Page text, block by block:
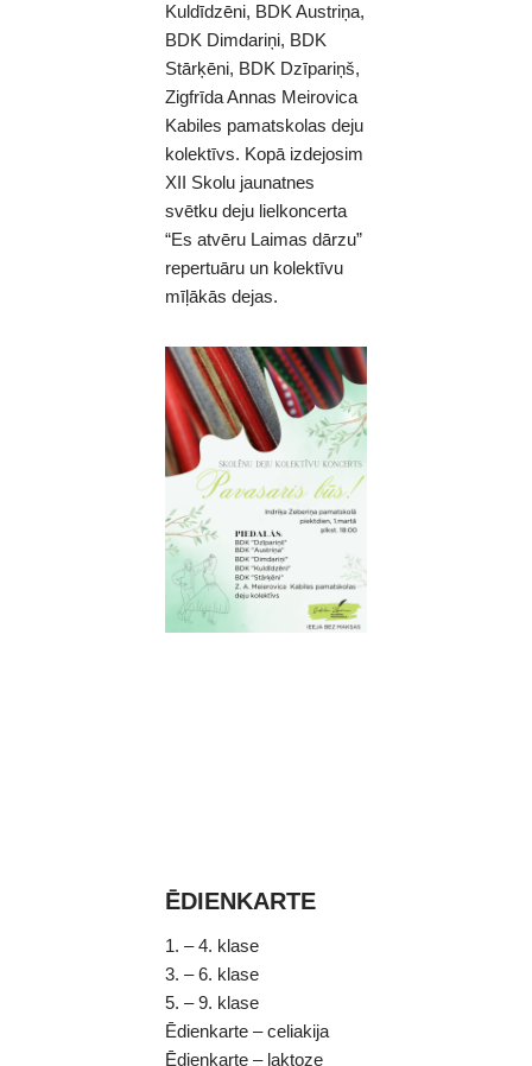
Kuldīdzēni, BDK Austriņa,
BDK Dimdariņi, BDK
Stārķēni, BDK Dzīpariņš,
Zigfrīda Annas Meirovica
Kabiles pamatskolas deju
kolektīvs. Kopā izdejosim
XII Skolu jaunatnes
svētku deju lielkoncerta
“Es atvēru Laimas dārzu”
repertuāru un kolektīvu
mīļākās dejas.
ĒDIENKARTE
1. – 4. klase
3. – 6. klase
5. – 9. klase
Ēdienkarte – celiakija
Ēdienkarte – laktoze